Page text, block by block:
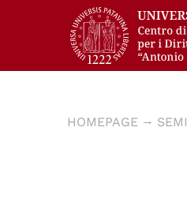
HOMEPAGE